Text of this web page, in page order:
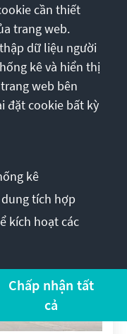
passende
chủ đề
cần thiết
trang web.
dữ liệu người
kê và hiển thị
web bên
đặt cookie bất kỳ
kê
tích hợp
kích hoạt các
Chấp nhận tất
cả